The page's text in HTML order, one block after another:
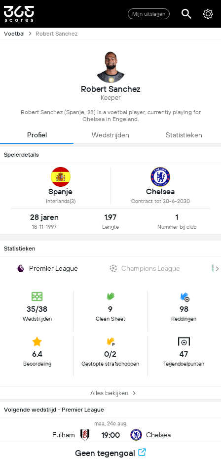
Mijn uitslagen
Voetbal Robert Sanchez
Robert Sanchez
Keeper
Robert Sanchez (Spanje, 28) is a voetbal player, currently playing for
Chelsea in Engeland.
Profiel Wedstrijden Statistieken
Spelerdetails
Spanje
Interlands(3)
Chelsea
Contract tot 30-6-2030
28 jaren
18-11-1997
1.97
Lengte
1
Nummer bij club
Statistieken
Premier League Champions League
35/38
Wedstrijden
9
Clean Sheet
98
Reddingen
6.4
Beoordeling
0/2
Gestopte strafschoppen
47
Tegendoelpunten
Alles bekijken
Volgende wedstrijd - Premier League
Fulham
maa, 24e aug.
19:00 Chelsea
Geen tegengoal